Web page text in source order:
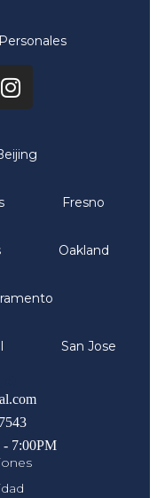
Fresno
Oakland
San Jose
7:00PM